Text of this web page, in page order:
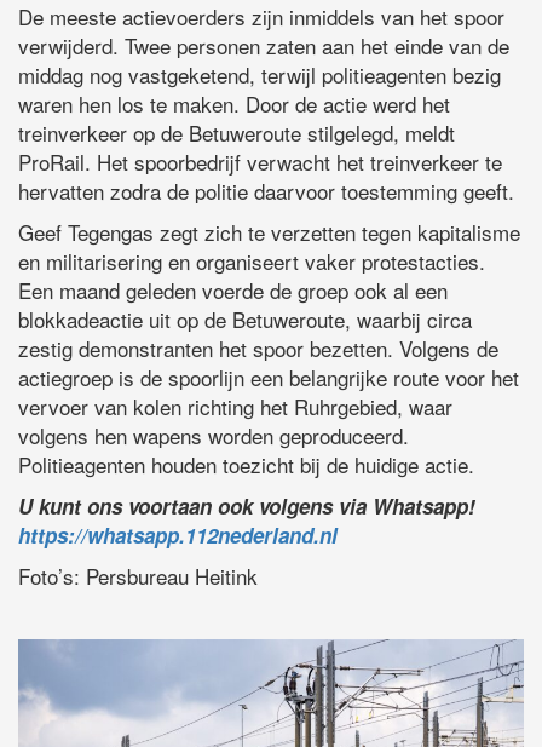
De meeste actievoerders zijn inmiddels van het spoor
verwijderd. Twee personen zaten aan het einde van de
middag nog vastgeketend, terwijl politieagenten bezig
waren hen los te maken. Door de actie werd het
treinverkeer op de Betuweroute stilgelegd, meldt
ProRail. Het spoorbedrijf verwacht het treinverkeer te
hervatten zodra de politie daarvoor toestemming geeft.
Geef Tegengas zegt zich te verzetten tegen kapitalisme
en militarisering en organiseert vaker protestacties.
Een maand geleden voerde de groep ook al een
blokkadeactie uit op de Betuweroute, waarbij circa
zestig demonstranten het spoor bezetten. Volgens de
actiegroep is de spoorlijn een belangrijke route voor het
vervoer van kolen richting het Ruhrgebied, waar
volgens hen wapens worden geproduceerd.
Politieagenten houden toezicht bij de huidige actie.
U kunt ons voortaan ook volgens via Whatsapp!
https://whatsapp.112nederland.nl
Foto’s: Persbureau Heitink